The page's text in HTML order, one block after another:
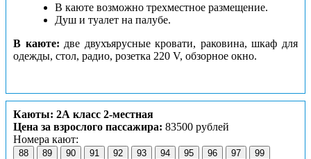
В каюте возможно трехместное размещение.
Душ и туалет на палубе.
В каюте: две двухъярусные кровати, раковина, шкаф для
одежды, стол, радио, розетка 220 V, обзорное окно.
Каюты: 2А класс 2-местная
Цена за взрослого пассажира: 83500 рублей
Номера кают:
88 89 90 91 92 93 94 95 96 97
99